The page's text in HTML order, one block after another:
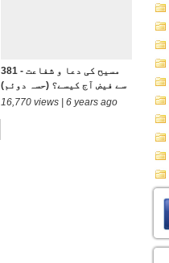
381 - مسیح کی دعا و شفاعت
سے فیض آج کیسے؟ (حسہ دوئم)
16,770 views | 6 years ago